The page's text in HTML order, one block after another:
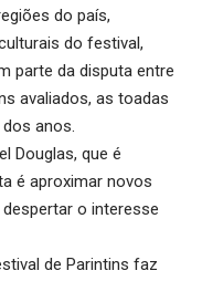
do país,
do festival,
parte da disputa entre
avaliados, as toadas
anos.
Douglas, que é
é aproximar novos
o interesse
de Parintins faz